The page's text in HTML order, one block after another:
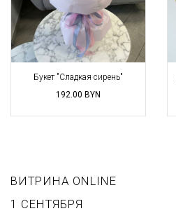
Букет "Сладкая сирень"
192.00 BYN
ВИТРИНА ONLINE
1 СЕНТЯБРЯ